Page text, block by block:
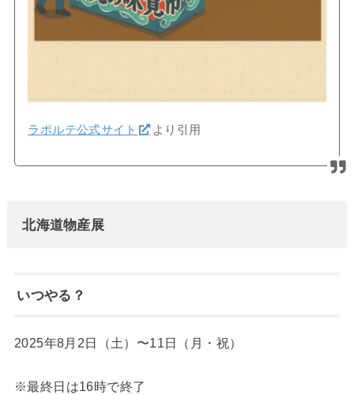
ラポルテ公式サイト より引用
北海道物産展
いつやる？
2025年8月2日（土）〜11日（月・祝）
※最終日は16時で終了